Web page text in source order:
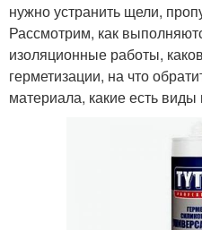
нужно устранить щели,
Рассмотрим, как
изоляционные работы,
герметизации, на что
материала, какие есть виды